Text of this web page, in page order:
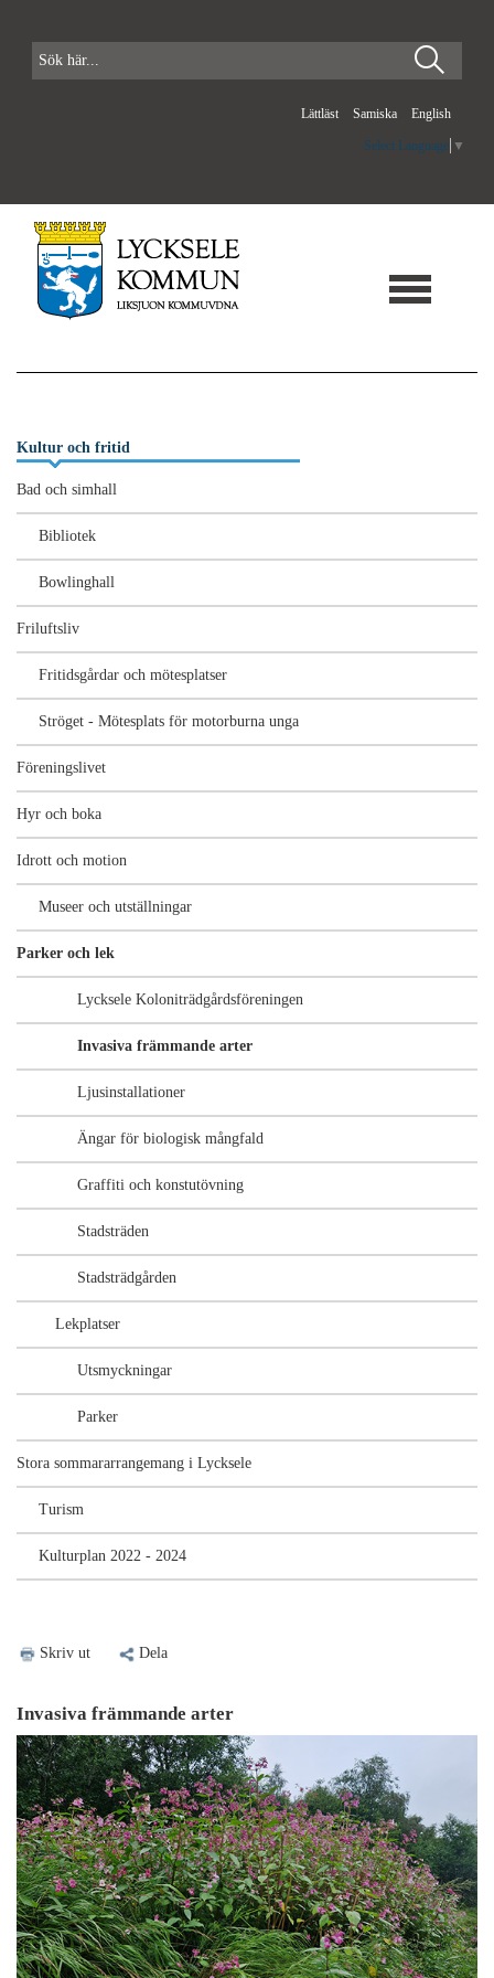
Lättläst Samiska English
Select Language ▼
Kultur och fritid
Bad och simhall
Bibliotek
Bowlinghall
Friluftsliv
Fritidsgårdar och mötesplatser
Ströget - Mötesplats för motorburna unga
Föreningslivet
Hyr och boka
Idrott och motion
Museer och utställningar
Parker och lek
Lycksele Koloniträdgårdsföreningen
Invasiva främmande arter
Ljusinstallationer
Ängar för biologisk mångfald
Graffiti och konstutövning
Stadsträden
Stadsträdgården
Lekplatser
Utsmyckningar
Parker
Stora sommararrangemang i Lycksele
Turism
Kulturplan 2022 - 2024
Skriv ut Dela
Invasiva främmande arter